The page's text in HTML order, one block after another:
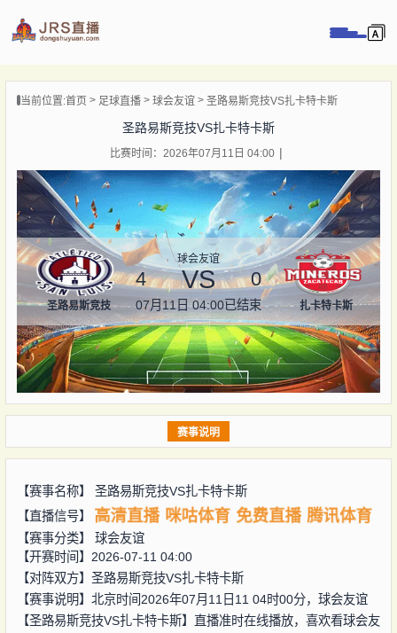
播
闻
当前位置:首页 足球直播 球会友谊 圣路易斯竞技VS扎卡特卡斯
圣路易斯竞技VS扎卡特卡斯
比赛时间：2026年07月11日 04:00
圣路易斯竞技
球会友谊
4 VS 0
07月11日 04:00已结束 扎卡特卡斯
赛事说明
【赛事名称】 圣路易斯竞技VS扎卡特卡斯
【直播信号】
高清直播 咪咕体育 免费直播 腾讯体育
【赛事分类】 球会友谊
【开赛时间】2026-07-11 04:00
【对阵双方】 圣路易斯竞技VS扎卡特卡斯
【赛事说明】北京时间2026年07月11日11 04时00分，球会友谊
【圣路易斯竞技VS扎卡特卡斯】直播准时在线播放，喜欢看球会友